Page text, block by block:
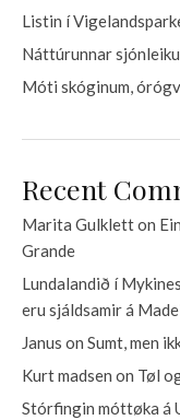
Listin í
Náttúrunnar
Móti skóginum,
Recent
Marita Gulkletton
Grande
Lundalandið í
eru sjáldsamir á
Janus on Sumt, men
Kurt madsen on Tøl
Stórfingin móttøka á